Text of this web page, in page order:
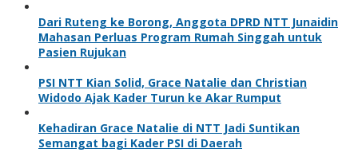
Dari Ruteng ke Borong, Anggota DPRD NTT Junaidin
Mahasan Perluas Program Rumah Singgah untuk
Pasien Rujukan
PSI NTT Kian Solid, Grace Natalie dan Christian
Widodo Ajak Kader Turun ke Akar Rumput
Kehadiran Grace Natalie di NTT Jadi Suntikan
Semangat bagi Kader PSI di Daerah